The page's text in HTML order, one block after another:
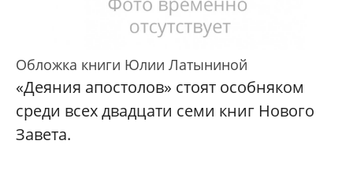
Обложка книги Юлии Латыниной
«Деяния апостолов» стоят особняком
среди всех двадцати семи книг Нового
Завета.